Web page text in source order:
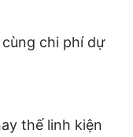
chi phí dự
thế linh kiện